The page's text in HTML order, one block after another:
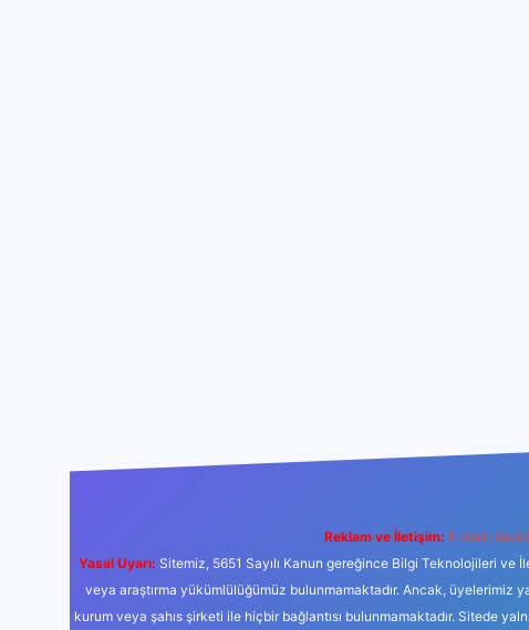
Reklam ve İletişim: E-mail:
Yasal Uyarı: Sitemiz, 5651 Sayılı Kanun gereğince Bilgi Teknolojileri ve
veya araştırma yükümlülüğümüz bulunmamaktadır. Ancak, üyelerimiz
kurum veya şahıs şirketi ile hiçbir bağlantısı bulunmamaktadır. Sitede